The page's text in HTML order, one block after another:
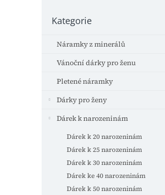
kategorie
Kategorie
Náramky z minerálů
Vánoční dárky pro ženu
Pletené náramky
Dárky pro ženy
Dárek k narozeninám
Dárek k 20 narozeninám
Dárek k 25 narozeninám
Dárek k 30 narozeninám
Dárek ke 40 narozeninám
Dárek k 50 narozeninám